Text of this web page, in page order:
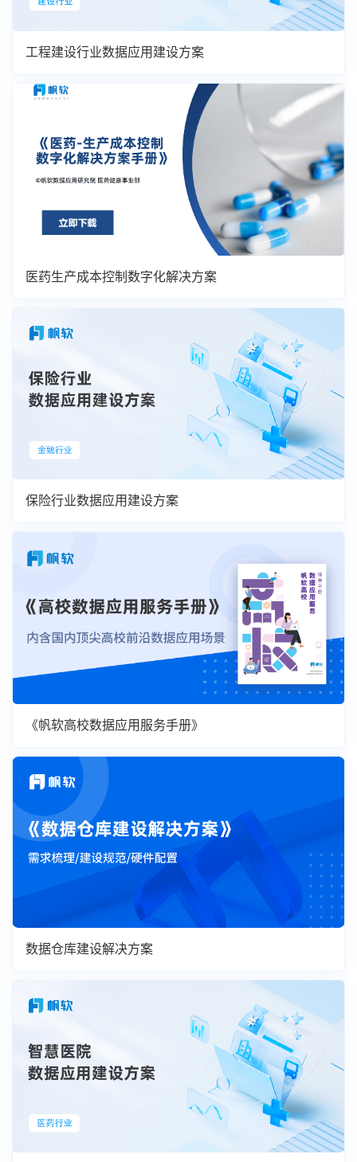
工程建设行业数据应用建设方案
医药生产成本控制数字化解决方案
保险行业数据应用建设方案
《帆软高校数据应用服务手册》
数据仓库建设解决方案